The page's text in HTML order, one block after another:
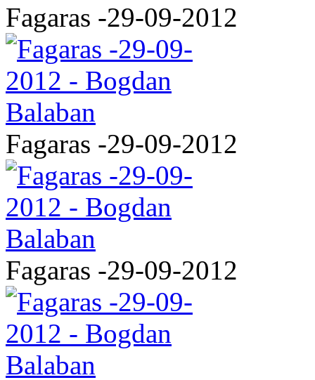
Fagaras -29-09-2012
Fagaras -29-09-2012
Fagaras -29-09-2012